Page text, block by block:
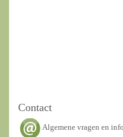
Contact
Algemene vragen en